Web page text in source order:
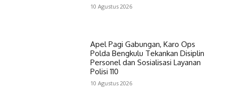
10 Agustus 2026
Apel Pagi Gabungan, Karo Ops
Polda Bengkulu Tekankan Disiplin
Personel dan Sosialisasi Layanan
Polisi 110
10 Agustus 2026